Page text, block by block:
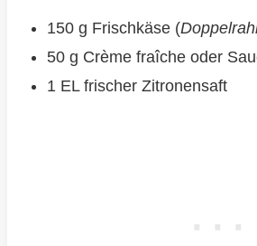
150 g Frischkäse (
50 g Crème fraîche oder
1 EL frischer Zitronensaft